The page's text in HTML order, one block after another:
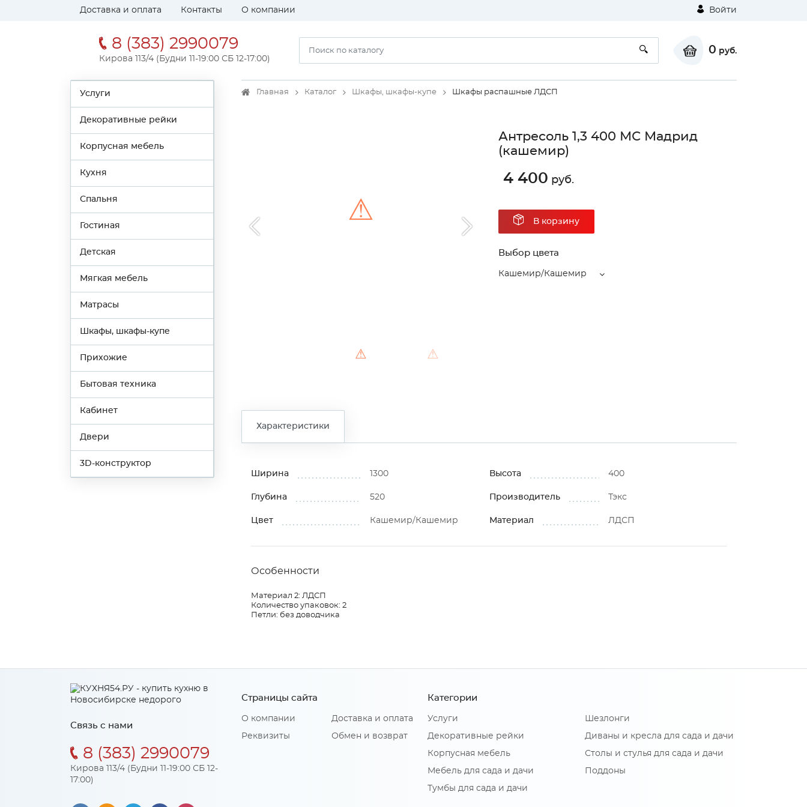
Доставка и оплата Контакты О компании Войти
8 (383) 2990079
Кирова 113/4 (Будни 11-19:00 СБ 12-17:00)
0 руб.
Услуги
Декоративные рейки
Корпусная мебель
Кухня
Спальня
Гостиная
Детская
Мягкая мебель
Матрасы
Шкафы, шкафы-купе
Прихожие
Бытовая техника
Кабинет
Двери
3D-конструктор
Главная Каталог Шкафы, шкафы-купе Шкафы распашные ЛДСП
⚠ ⚠
⚠ ⚠
Антресоль 1,3 400 МС Мадрид
(кашемир)
4 400 руб.
В корзину
Выбор цвета
Кашемир/Кашемир
Характеристики
Ширина 1300 Высота 400
Глубина 520 Производитель Тэкс
Цвет Кашемир/Кашемир Материал ЛДСП
Особенности
Материал 2: ЛДСП
Количество упаковок: 2
Петли: без доводчика
Связь с нами
8 (383) 2990079
Кирова 113/4 (Будни 11-19:00 СБ 12-
17:00)
Страницы сайта
О компании
Реквизиты
Доставка и оплата
Обмен и возврат
Категории
Услуги
Декоративные рейки
Корпусная мебель
Мебель для сада и дачи
Тумбы для сада и дачи
Шезлонги
Диваны и кресла для сада и дачи
Столы и стулья для сада и дачи
Поддоны